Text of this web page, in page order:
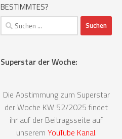
BESTIMMTES?
Suchen
nach:
Superstar der Woche:
Die Abstimmung zum Superstar
der Woche KW 52/2025 findet
ihr auf der Beitragsseite auf
unserem YouTube Kanal.